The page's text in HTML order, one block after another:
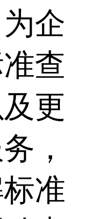
企
查
更
，
准